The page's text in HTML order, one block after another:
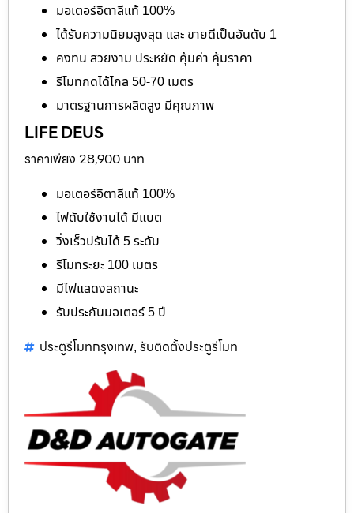
มอเตอร์อิตาลีแท้ 100%
ได้รับความนิยมสูงสุด และ ขายดีเป็นอันดับ 1
คงทน สวยงาม ประหยัด คุ้มค่า คุ้มราคา
รีโมทกดได้ไกล 50-70 เมตร
มาตรฐานการผลิตสูง มีคุณภาพ
LIFE DEUS
ราคาเพียง 28,900 บาท
มอเตอร์อิตาลีแท้ 100%
ไฟดับใช้งานได้ มีแบต
วิ่งเร็วปรับได้ 5 ระดับ
รีโมทระยะ 100 เมตร
มีไฟแสดงสถานะ
รับประกันมอเตอร์ 5 ปี
ประตูรีโมทกรุงเทพ, รับติดตั้งประตูรีโมท